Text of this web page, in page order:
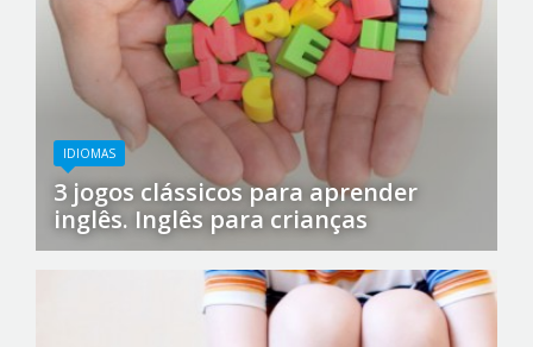
IDIOMAS
3 jogos clássicos para aprender
inglês. Inglês para crianças